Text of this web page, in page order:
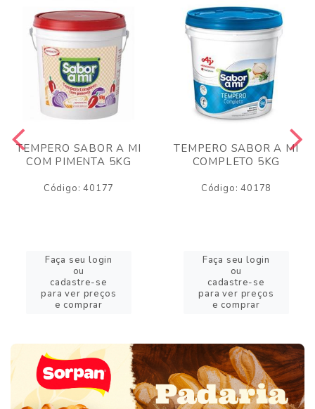
TEMPERO SABOR A MI
COM PIMENTA 5KG
Código: 40177
Faça seu login
ou
cadastre-se
para ver preços
e comprar
TEMPERO SABOR A MI
COMPLETO 5KG
Código: 40178
Faça seu login
ou
cadastre-se
para ver preços
e comprar